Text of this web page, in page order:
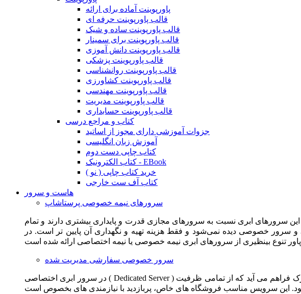
پاورپوینت آماده برای ارائه
قالب پاورپوینت حرفه ای
قالب پاورپوینت ساده و شیک
قالب پاورپوینت برای سمینار
قالب پاورپوینت دانش آموزی
قالب پاورپوینت پزشکی
قالب پاورپوینت روانشناسی
قالب پاورپوینت کشاورزی
قالب پاورپوینت مهندسی
قالب پاورپوینت مدیریت
قالب پاورپوینت حسابداری
کتاب و مراجع درسی
جزوات آموزشی دارای مجوز از اساتید
آموزش زبان انگلیسی
کتاب چاپی دست دوم
کتاب الکترونیک - EBook
خرید کتاب چاپی ( نو )
کتاب آف ست خارجی
هاست و سرور
سرورهای نیمه خصوصی پرستاشاپ
سرورهای ابری نسبت به سرورهای مجازی قدرت و پایداری بیشتری دارند و تمام
سرور خصوصی دیده نمی‌شود و فقط هزینه تهیه و نگهداری آن پایین تر است. در
سرور خصوصی سفارشی مدیریت شده
در سرور ابری اختصاصی ( Dedicated Server ) این امکان برای مشترک فراهم می آید که از تمامی ظرفیت CPU و RAM به همراه سایر امکانات سخت افزاری به طور کامل و بدون به اشتراک گذاشتن با